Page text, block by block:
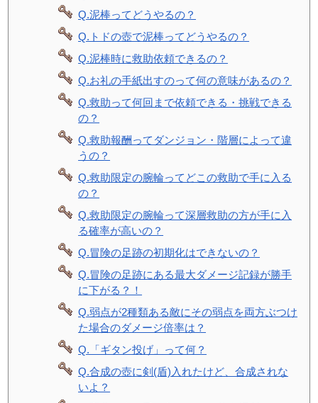
Q.泥棒ってどうやるの？
Q.トドの壺で泥棒ってどうやるの？
Q.泥棒時に救助依頼できるの？
Q.お礼の手紙出すのって何の意味があるの？
Q.救助って何回まで依頼できる・挑戦できる
の？
Q.救助報酬ってダンジョン・階層によって違
うの？
Q.救助限定の腕輪ってどこの救助で手に入る
の？
Q.救助限定の腕輪って深層救助の方が手に入
る確率が高いの？
Q.冒険の足跡の初期化はできないの？
Q.冒険の足跡にある最大ダメージ記録が勝手
に下がる？！
Q.弱点が2種類ある敵にその弱点を両方ぶつけ
た場合のダメージ倍率は？
Q.「ギタン投げ」って何？
Q.合成の壺に剣(盾)入れたけど、合成されな
いよ？